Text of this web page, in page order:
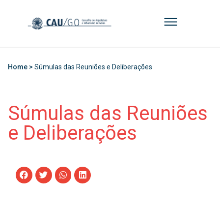
Home > Súmulas das Reuniões e Deliberações
Súmulas das Reuniões
e Deliberações